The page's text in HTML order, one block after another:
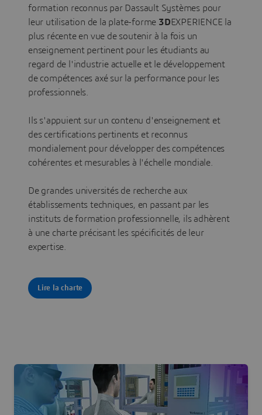
formation reconnus par Dassault Systèmes pour
leur utilisation de la plate-forme 3DEXPERIENCE la
plus récente en vue de soutenir à la fois un
enseignement pertinent pour les étudiants au
regard de l'industrie actuelle et le développement
de compétences axé sur la performance pour les
professionnels.
Ils s'appuient sur un contenu d'enseignement et
des certifications pertinents et reconnus
mondialement pour développer des compétences
cohérentes et mesurables à l'échelle mondiale.
De grandes universités de recherche aux
établissements techniques, en passant par les
instituts de formation professionnelle, ils adhèrent
à une charte précisant les spécificités de leur
expertise.
Lire la charte